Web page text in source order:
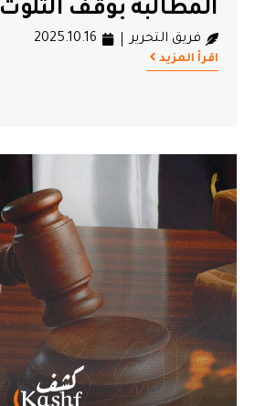
المطالبة بوقف التلوث
فريق التحرير 2025.10.16
اقرأ المزيد